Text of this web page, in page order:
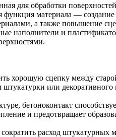
для обработки
функция материала —
а также повышение
наполнители и
хорошую сцепку между
или декоративного
бетоноконтакт
и предотвращает
расход штукатурных